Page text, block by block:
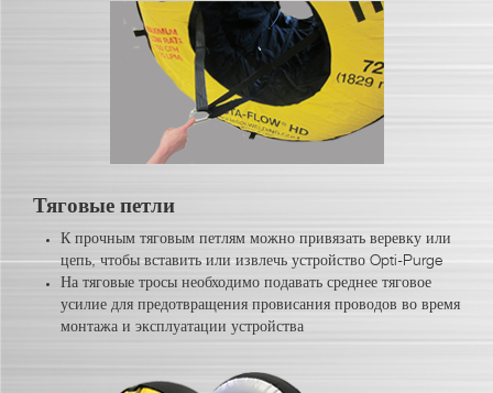
Тяговые петли
К прочным тяговым петлям можно привязать веревку или
цепь, чтобы вставить или извлечь устройство Opti-Purge
На тяговые тросы необходимо подавать среднее тяговое
усилие для предотвращения провисания проводов во время
монтажа и эксплуатации устройства